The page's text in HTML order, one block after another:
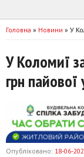
Головна » Новини » У
У Коломиї
грн пайової
Опубліковано: 18-06-